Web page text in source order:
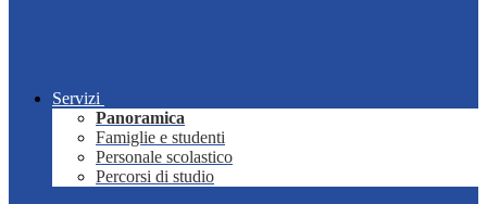
Servizi
Panoramica
Famiglie e studenti
Personale scolastico
Percorsi di studio